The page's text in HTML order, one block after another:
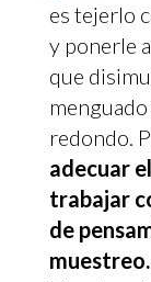
es tejerlo
y ponerle
que
redondo.
adecuar
trabajar
de